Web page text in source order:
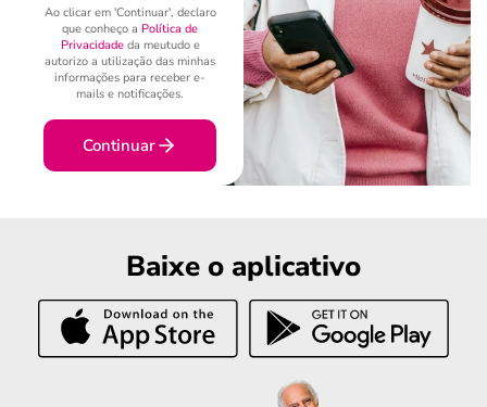
Ao clicar em 'Continuar', declaro
que conheço a Política de
Privacidadeda meutudo e
autorizo a utilização das minhas
informações para receber e-
mails e notificações.
Continuar
Baixe o aplicativo